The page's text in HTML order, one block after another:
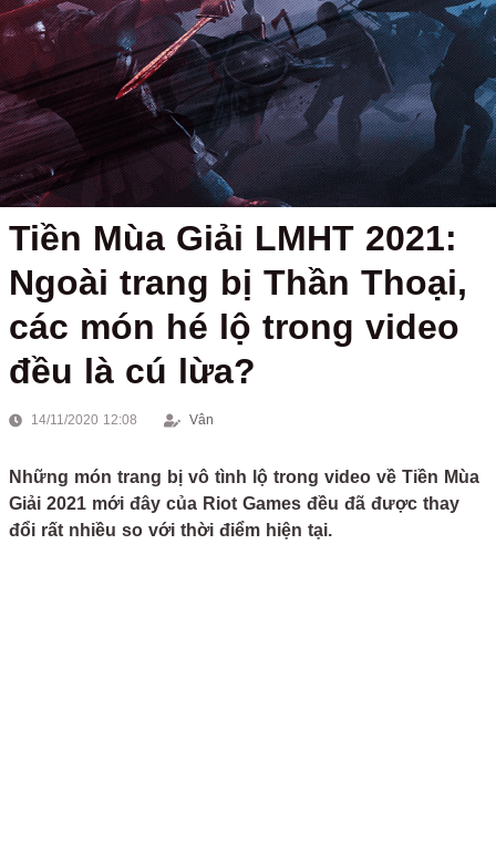
Tiền Mùa Giải LMHT 2021:
Ngoài trang bị Thần Thoại,
các món hé lộ trong video
đều là cú lừa?
14/11/2020 12:08 Vân
Những món trang bị vô tình lộ trong video về Tiền Mùa
Giải 2021 mới đây của Riot Games đều đã được thay
đổi rất nhiều so với thời điểm hiện tại.